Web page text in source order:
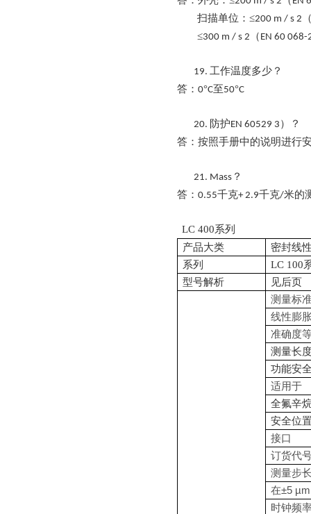
扫描单位： ≤200 m / s 2
≤300 m / s 2 （ EN 60 068-
19. 工作温度多少？
答： 0°C至50°C
20. 防护EN 60529 3 ）？
答：按照手册中的说明进行
21. Mass ？
答： 0.55千克+ 2.9千克/米的
LC 400系列
产品大类
密封线
系列
LC 100
型号解析
见后页
测量标
线性膨
准确度
测量长
功能安
适用于
全氟辛
安全位
接口
订货代
测量步
在±5 µm
时钟频